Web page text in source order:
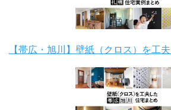
【帯広・旭川】壁紙（クロス）を工